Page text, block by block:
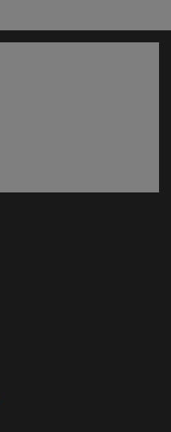
en nueva ventana)
en nueva ventana)